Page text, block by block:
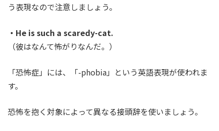
う表現なので注意しましょう。
・He is such a scaredy-cat.
（彼はなんて怖がりなんだ。）
「恐怖症」には、「-phobia」という英語表現が使われま
す。
恐怖を抱く対象によって異なる接頭辞を使いましょう。